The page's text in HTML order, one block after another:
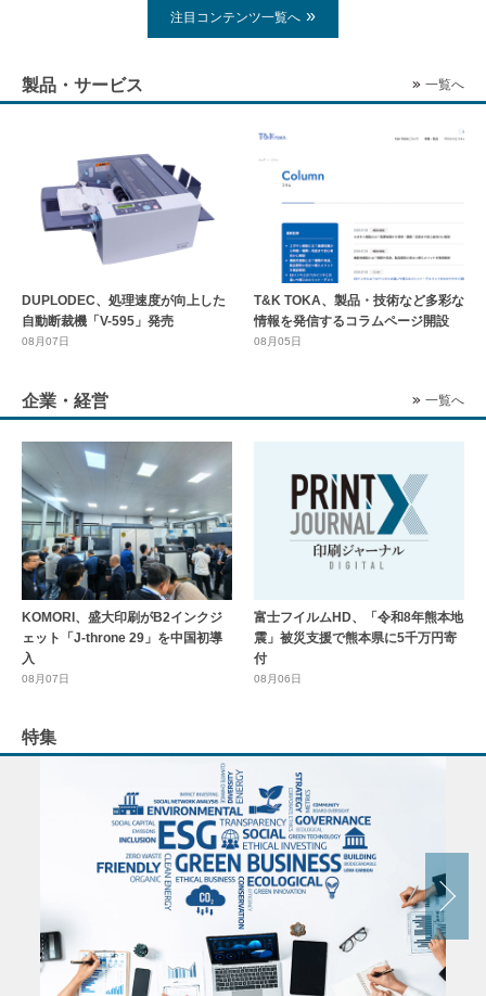
注目コンテンツ一覧へ
製品・サービス 一覧へ
DUPLODEC、処理速度が向上した
自動断裁機「V-595」発売
08月07日
T&K TOKA、製品・技術など多彩な
情報を発信するコラムページ開設
08月05日
企業・経営 一覧へ
KOMORI、盛大印刷がB2インクジ
ェット「J-throne 29」を中国初導
入
08月07日
富士フイルムHD、「令和8年熊本地
震」被災支援で熊本県に5千万円寄
付
08月06日
特集